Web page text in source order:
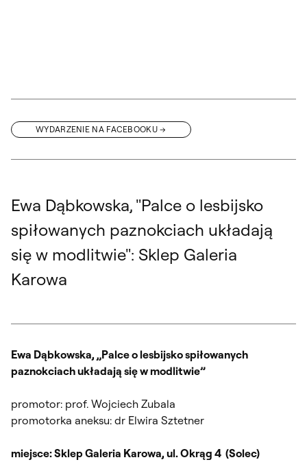
WYDARZENIE NA FACEBOOKU
Ewa Dąbkowska, "Palce o lesbijsko
spiłowanych paznokciach układają
się w modlitwie": Sklep Galeria
Karowa
Ewa Dąbkowska, „Palce o lesbijsko spiłowanych
paznokciach układają się w modlitwie”
promotor: prof. Wojciech Zubala
promotorka aneksu: dr Elwira Sztetner
miejsce: Sklep Galeria Karowa, ul. Okrąg 4 (Solec)